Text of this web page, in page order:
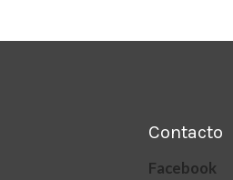
Contacto
Facebook